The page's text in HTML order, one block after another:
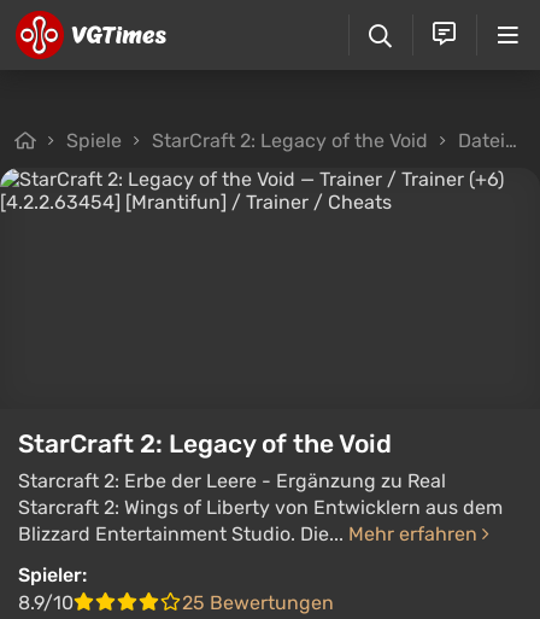
Spiele StarCraft 2: Legacy of the Void Dateien
StarCraft 2: Legacy of the Void
Starcraft 2: Erbe der Leere - Ergänzung zu Real
Starcraft 2: Wings of Liberty von Entwicklern aus dem
Blizzard Entertainment Studio. Die... Mehr erfahren
Spieler:
8.9/10
25 Bewertungen